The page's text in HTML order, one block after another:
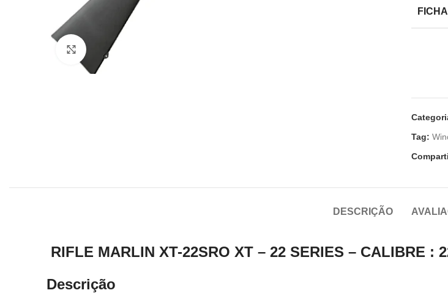
Clique para ampliar
Tag:
DESCRIÇÃO
RIFLE MARLIN XT-22SRO XT – 22 SERIES – CALIBRE :
Descrição